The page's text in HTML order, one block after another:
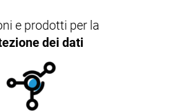
e prodotti per la
dei dati